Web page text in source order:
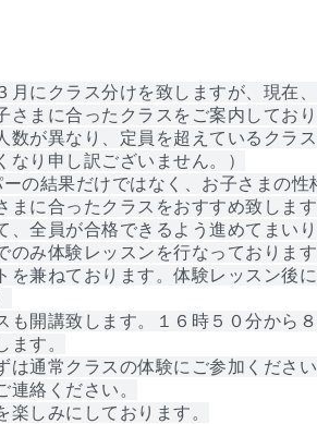
月にクラス分けを致しますが、現在
まに合ったクラスをご案内しており
数が異なり、定員を超えているクラス
り申し訳ございません。）
の結果だけではなく、お子さまの性
に合ったクラスをおすすめ致します
全員が合格できるよう進めてまいり
み体験レッスンを行なっております
を兼ねております。体験レッスン後
も開講致します。１６時５０分から８
す。
通常クラスの体験にご参加ください
絡ください。
しみにしております。